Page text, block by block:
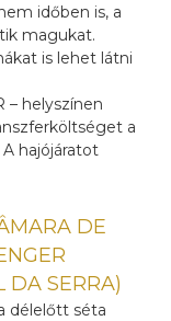
időben is, a
magukat.
is lehet látni
– helyszínen
a
hajójáratot
DE
DA SERRA)
délelőtt séta